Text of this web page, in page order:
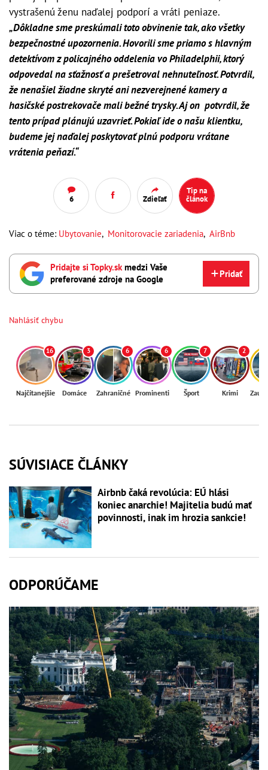
vystrašenú ženu naďalej podporí a vráti peniaze.
„Dôkladne sme preskúmali toto obvinenie tak, ako všetky
bezpečnostné upozornenia. Hovorili sme priamo s hlavným
detektívom z policajného oddelenia vo Philadelphii, ktorý
odpovedal na sťažnosť a prešetroval nehnuteľnosť. Potvrdil,
že nenašiel žiadne skryté ani nezverejnené kamery a
hasičské postrekovače mali bežné trysky. Aj on potvrdil, že
tento prípad plánujú uzavrieť. Pokiaľ ide o našu klientku,
budeme jej naďalej poskytovať plnú podporu vrátane
vrátenia peňazí.“
6 Zdieľať
Tip na
článok
Viac o téme: Ubytovanie, Monitorovacie zariadenia, AirBnb
Pridajte si Topky.skmedzi Vaše
preferované zdroje na Google
Pridať
Nahlásiť chybu
16
Najčítanejšie
3
Domáce
6
Zahraničné
6
Prominenti
7
Šport
2
Krimi
SÚVISIACE ČLÁNKY
Airbnb čaká revolúcia: EÚ hlási
koniec anarchie! Majitelia budú mať
povinnosti, inak im hrozia sankcie!
ODPORÚČAME